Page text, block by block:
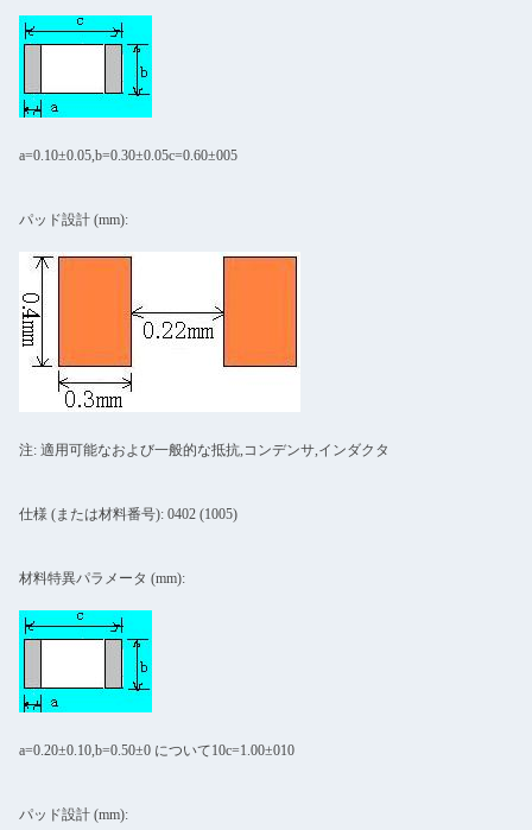
a=0.10±0.05,b=0.30±0.05c=0.60±005
パッド設計 (mm):
注: 適用可能なおよび一般的な抵抗,コンデンサ,インダクタ
仕様 (または材料番号): 0402 (1005)
材料特異パラメータ (mm):
a=0.20±0.10,b=0.50±0 について10c=1.00±010
パッド設計 (mm):